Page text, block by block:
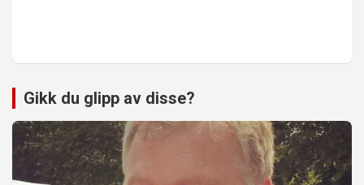
Gikk du glipp av disse?